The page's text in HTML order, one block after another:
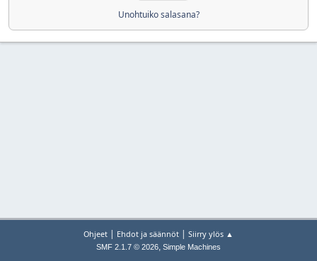
Unohtuiko salasana?
Ohjeet | Ehdot ja säännöt | Siirry ylös ▲
SMF 2.1.7 © 2026, Simple Machines